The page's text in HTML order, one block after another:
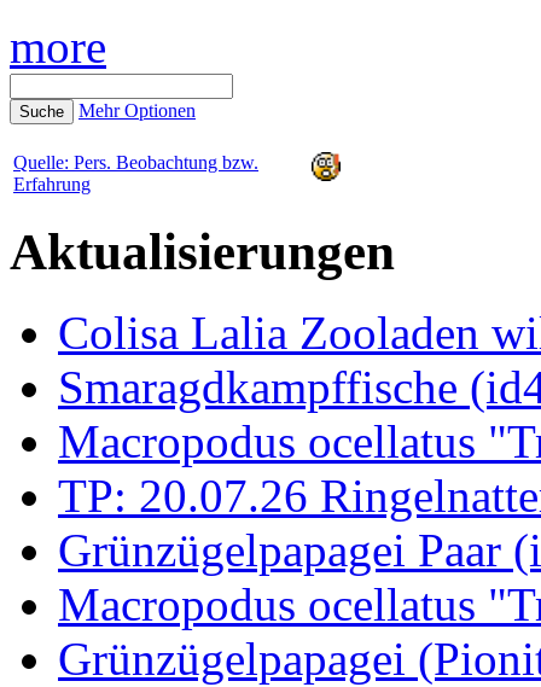
more
Mehr Optionen
Quelle: Pers. Beobachtung bzw.
Erfahrung
Aktualisierungen
Colisa Lalia Zooladen
Smaragdkampffische
Macropodus ocellatus
TP: 20.07.26
Grünzügelpapagei Paar
Macropodus ocellatus
Grünzügelpapagei